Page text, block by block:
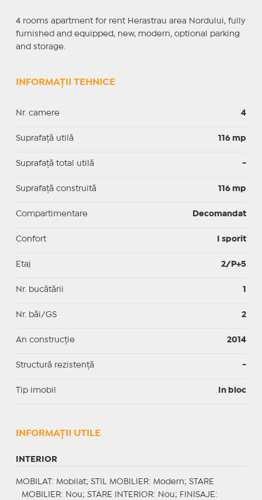
4 rooms apartment for rent Herastrau area Nordului, fully
furnished and equipped, new, modern, optional parking
and storage.
INFORMAȚII TEHNICE
Nr. camere 4
Suprafaţă utilă 116 mp
Suprafaţă total utilă -
Suprafaţă construită 116 mp
Compartimentare Decomandat
Confort I sporit
Etaj 2/P+5
Nr. bucătării 1
Nr. băi/GS 2
An construcție 2014
Structură rezistență -
Tip imobil In bloc
INFORMAŢII UTILE
INTERIOR
MOBILAT : Mobilat; STIL MOBILIER: Modern; STARE
MOBILIER: Nou; STARE INTERIOR: Nou; FINISAJE :